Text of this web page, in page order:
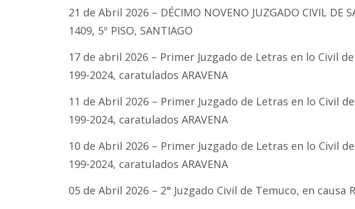
21 de Abril 2026 – DÉCIMO NOVENO JUZGADO CIVIL DE
1409, 5º PISO, SANTIAGO
17 de abril 2026 – Primer Juzgado de Letras en lo Civil
199-2024, caratulados ARAVENA
11 de Abril 2026 – Primer Juzgado de Letras en lo Civil
199-2024, caratulados ARAVENA
10 de Abril 2026 – Primer Juzgado de Letras en lo Civil
199-2024, caratulados ARAVENA
05 de Abril 2026 – 2° Juzgado Civil de Temuco, en causa